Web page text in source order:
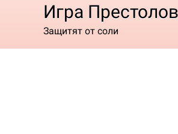
Игра
Защитят от соли